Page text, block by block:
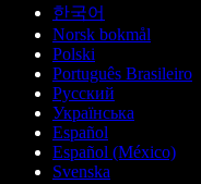
한국어
Norsk bokmål
Polski
Português Brasileiro
Русский
Українська
Español
Español (México)
Svenska